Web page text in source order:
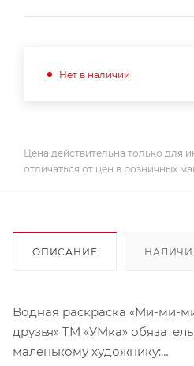
Нет в наличии
Цена действительна только для
отличаться от цен в розничных
ОПИСАНИЕ
Водная раскраска «Ми-ми-
друзья» ТМ «УМка»
маленькому художнику: